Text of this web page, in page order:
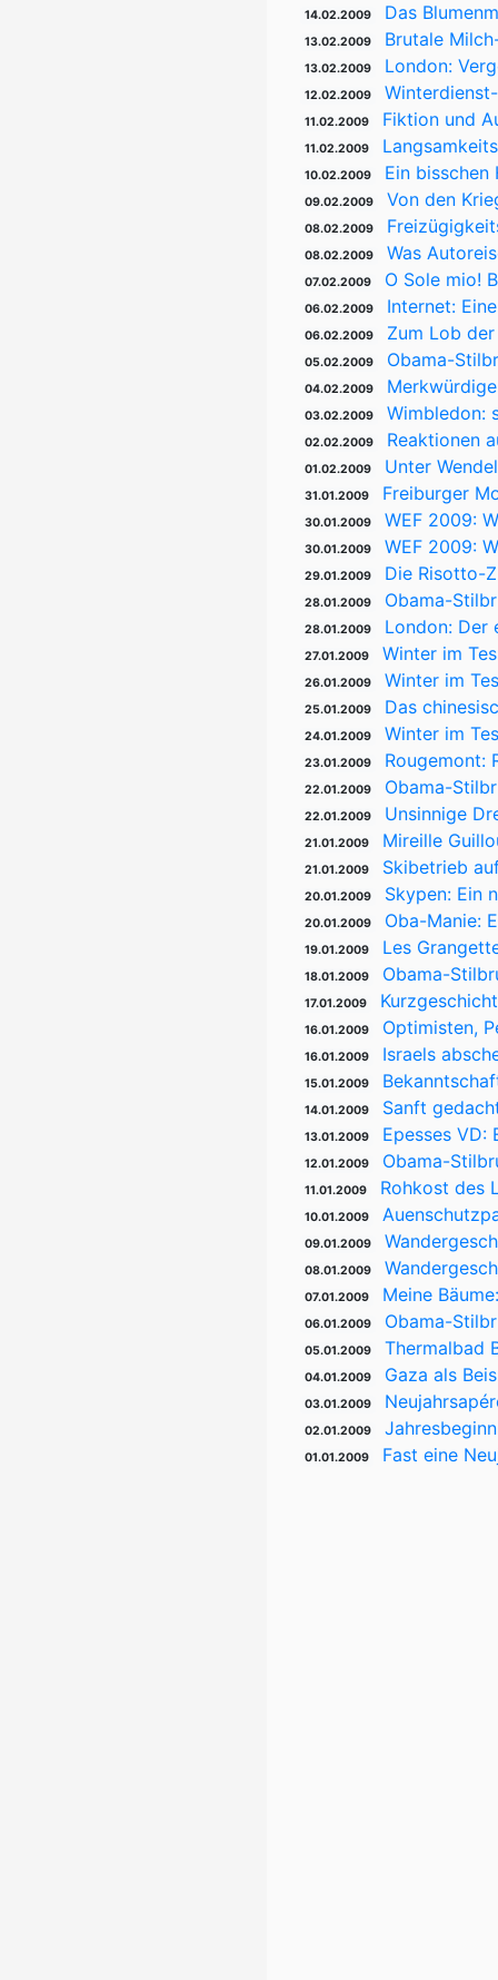
14.02.2009 Das
13.02.2009 Brutale
13.02.2009 London:
12.02.2009
11.02.2009 Fiktion und
11.02.2009
10.02.2009 Ein
09.02.2009 Von den
08.02.2009
08.02.2009 Was
07.02.2009 O Sole mio!
06.02.2009 Internet:
06.02.2009 Zum Lob
05.02.2009 Obama-
04.02.2009
03.02.2009 Wimbledon:
02.02.2009 Reaktionen
01.02.2009 Unter
31.01.2009 Freiburger
30.01.2009 WEF 2009:
30.01.2009 WEF 2009:
29.01.2009 Die Risotto-
28.01.2009 Obama-
28.01.2009 London: Der
27.01.2009 Winter im
26.01.2009 Winter im
25.01.2009 Das
24.01.2009 Winter im
23.01.2009 Rougemont:
22.01.2009 Obama-
22.01.2009 Unsinnige
21.01.2009 Mireille
21.01.2009 Skibetrieb
20.01.2009 Skypen: Ein
20.01.2009 Oba-Manie:
19.01.2009 Les
18.01.2009 Obama-
17.01.2009
16.01.2009 Optimisten,
16.01.2009 Israels
15.01.2009
14.01.2009 Sanft
13.01.2009 Epesses VD:
12.01.2009 Obama-
11.01.2009 Rohkost des
10.01.2009
09.01.2009
08.01.2009
07.01.2009 Meine
06.01.2009 Obama-
05.01.2009 Thermalbad
04.01.2009 Gaza als
03.01.2009
02.01.2009
01.01.2009 Fast eine